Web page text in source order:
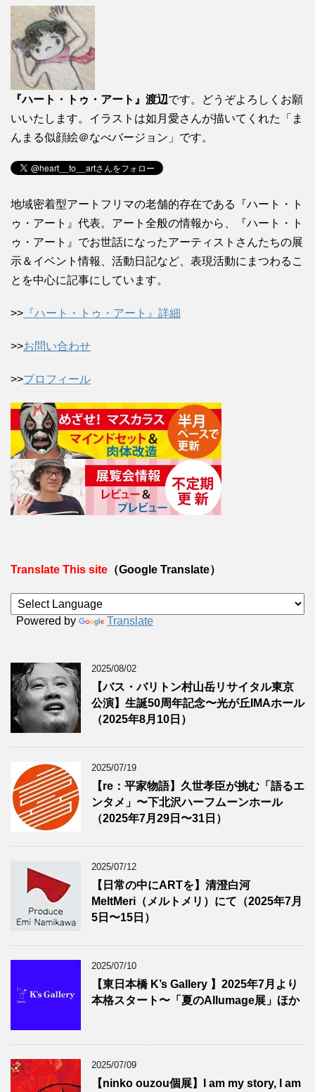
『ハート・トゥ・アート』渡辺です。どうぞよろしくお願
いいたします。イラストは如月愛さんが描いてくれた「ま
んまる似顔絵＠なべバージョン」です。
地域密着型アートフリマの老舗的存在である『ハート・ト
ゥ・アート』代表。アート全般の情報から、『ハート・ト
ゥ・アート』でお世話になったアーティストさんたちの展
示＆イベント情報、活動日記など、表現活動にまつわるこ
とを中心に記事にしています。
>> 『ハート・トゥ・アート』詳細
>>お問い合わせ
>>プロフィール
Translate This site （Google Translate）
Powered by Translate
2025/08/02
【バス・バリトン村山岳リサイタル東京
公演】生誕50周年記念〜光が丘IMAホール
（2025年8月10日）
2025/07/19
【re：平家物語】久世孝臣が挑む「語るエ
ンタメ」〜下北沢ハーフムーンホール
（2025年7月29日〜31日）
2025/07/12
【日常の中にARTを】清澄白河
MeltMeri（メルトメリ）にて（2025年7月
5日〜15日）
2025/07/10
【東日本橋 K’s Gallery 】2025年7月より
本格スタート〜「夏のAllumage展」ほか
2025/07/09
【ninko ouzou個展】I am my story, I am